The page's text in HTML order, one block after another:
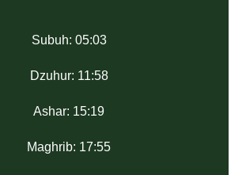
Subuh: 05:03
Dzuhur: 11:58
Ashar: 15:19
Maghrib: 17:55